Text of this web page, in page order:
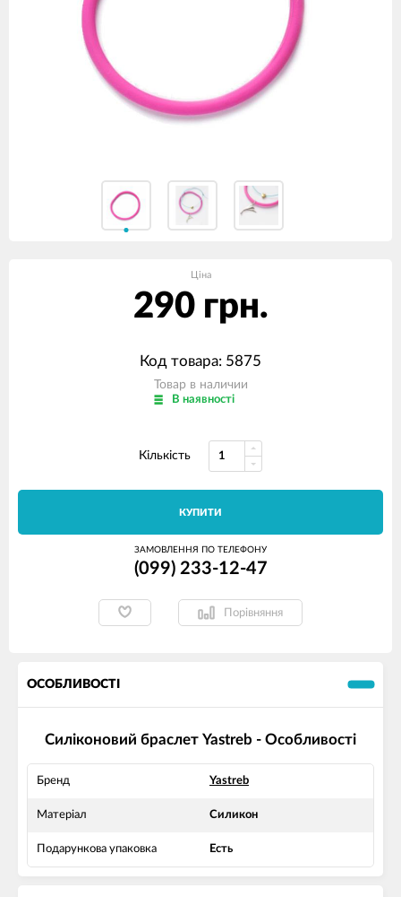
Ціна
290 грн.
Код товара: 5875
Товар в наличии
В наявності
Кількість
КУПИТИ
ЗАМОВЛЕННЯ ПО ТЕЛЕФОНУ
(099) 233-12-47
Порівняння
ОСОБЛИВОСТІ
Силіконовий браслет Yastreb - Особливості
Бренд Yastreb
Матеріал Силикон
Подарункова упаковка Есть